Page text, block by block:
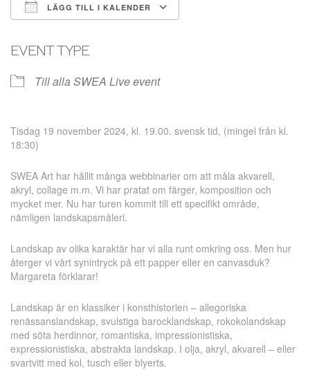
LÄGG TILL I KALENDER
EVENT TYPE
Till alla SWEA Live event
Tisdag 19 november 2024, kl. 19.00. svensk tid, (mingel från kl.
18:30)
SWEA Art har hållit många webbinarier om att måla akvarell,
akryl, collage m.m. Vi har pratat om färger, komposition och
mycket mer. Nu har turen kommit till ett specifikt område,
nämligen landskapsmåleri.
Landskap av olika karaktär har vi alla runt omkring oss. Men hur
återger vi vårt synintryck på ett papper eller en canvasduk?
Margareta förklarar!
Landskap är en klassiker i konsthistorien – allegoriska
renässanslandskap, svulstiga barocklandskap, rokokolandskap
med söta herdinnor, romantiska, impressionistiska,
expressionistiska, abstrakta landskap. I olja, akryl, akvarell – eller
svartvitt med kol, tusch eller blyerts.